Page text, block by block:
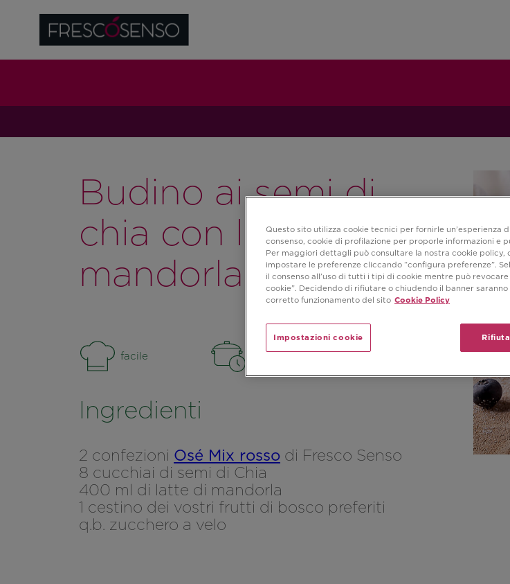
Budino ai semi di
chia con latte di
mandorla
facile 15 min.
Ingredienti
2 confezioni Osé Mix rosso di Fresco Senso
8 cucchiai di semi di Chia
400 ml di latte di mandorla
1 cestino dei vostri frutti di bosco preferiti
q.b. zucchero a velo
Questo sito utilizza cookie tecnici per fornirle un’esperienza
consenso, cookie di profilazione per proporle informazioni e
Per maggiori dettagli può consultare la nostra cookie policy,
impostare le preferenze cliccando “configura preferenze”.
il consenso all’uso di tutti i tipi di cookie mentre può
cookie”. Decidendo di rifiutare o chiudendo il banner
corretto funzionamento del sito Cookie Policy
Impostazioni cookie